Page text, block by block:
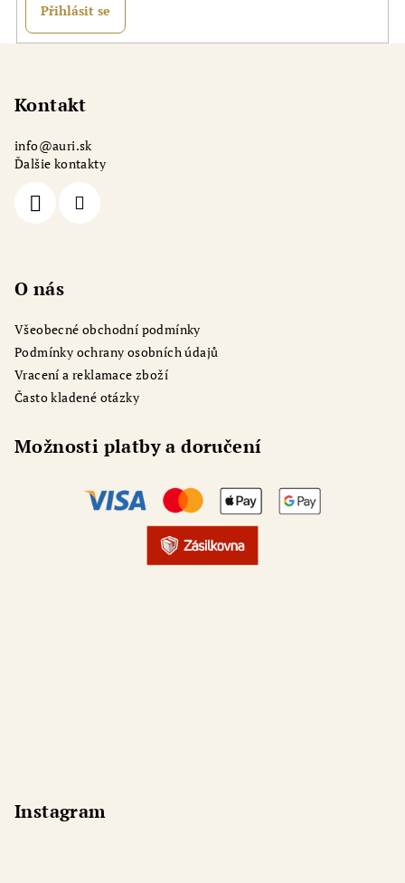
Přihlásit se
Kontakt
info@auri.sk
Ďalšie kontakty
O nás
Všeobecné obchodní podmínky
Podmínky ochrany osobních údajů
Vracení a reklamace zboží
Často kladené otázky
Možnosti platby a doručení
Instagram